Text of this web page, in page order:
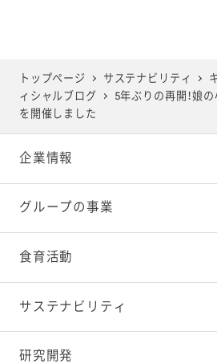
2025年4月
2025年3月
2025年2月
2024年5月
2024年4月
2024年3月
2023年6月
2023年5月
2023年4月
2022年7月
2022年6月
2022年5月
2021年8月
2021年7月
2021年6月
2020年9月
2020年8月
2020年7月
2019年10月
2019年9月
2019年8月
トップページ サステナビリティ
ィシャルブログ
5年ぶりの再開！娘
を開催しました
企業情報
グループの事業
食育活動
サステナビリティ
研究開発